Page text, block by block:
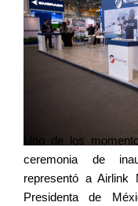
Uno de los
ceremonia de
representó a Airlink
Presidenta de